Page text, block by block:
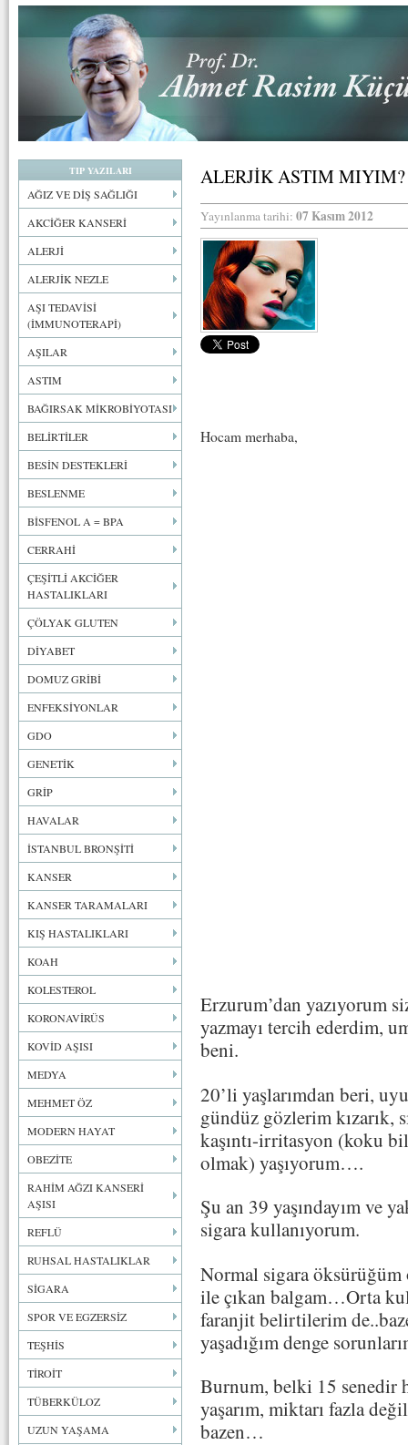
TIP YAZILARI
AĞIZ VE DİŞ SAĞLIĞI
AKCİĞER KANSERİ
ALERJİ
ALERJİK NEZLE
AŞI TEDAVİSİ
(İMMUNOTERAPİ)
AŞILAR
ASTIM
BAĞIRSAK MİKROBİYOTASI
BELİRTİLER
BESİN DESTEKLERİ
BESLENME
BİSFENOL A = BPA
CERRAHİ
ÇEŞİTLİ AKCİĞER
HASTALIKLARI
ÇÖLYAK GLUTEN
DİYABET
DOMUZ GRİBİ
ENFEKSİYONLAR
GDO
GENETİK
GRİP
HAVALAR
İSTANBUL BRONŞİTİ
KANSER
KANSER TARAMALARI
KIŞ HASTALIKLARI
KOAH
KOLESTEROL
KORONAVİRÜS
KOVİD AŞISI
MEDYA
MEHMET ÖZ
MODERN HAYAT
OBEZİTE
RAHİM AĞZI KANSERİ
AŞISI
REFLÜ
RUHSAL HASTALIKLAR
SİGARA
SPOR VE EGZERSİZ
TEŞHİS
TİROİT
TÜBERKÜLOZ
UZUN YAŞAMA
ALERJİK ASTIM MIYIM?
Yayınlanma tarihi: 07 Kasım 2012
Hocam merhaba,
Erzurum’dan yazıyorum
yazmayı tercih ederdim,
beni.
20’li yaşlarımdan beri,
gündüz gözlerim kızarık,
kaşıntı-irritasyon (koku
olmak) yaşıyorum….
Şu an 39 yaşındayım ve
sigara kullanıyorum.
Normal sigara
ile çıkan balgam…Orta
faranjit belirtilerim
yaşadığım denge
Burnum, belki 15 senedir
yaşarım, miktarı fazla
bazen…